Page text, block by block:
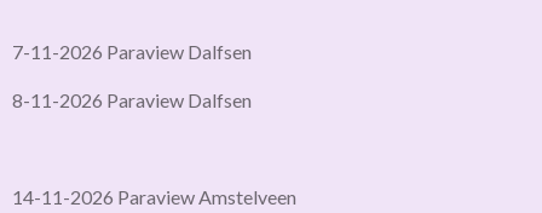
7-11-2026 Paraview Dalfsen
8-11-2026 Paraview Dalfsen
14-11-2026 Paraview Amstelveen